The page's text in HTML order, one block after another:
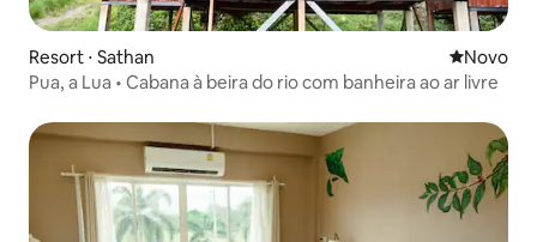
Resort ⋅ Sathan Novo
Novo
Pua, a Lua • Cabana à beira do rio com banheira ao ar livre